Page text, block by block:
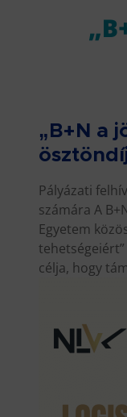
„B+N a
Pályázati
számára A
Egyetem
célja, hogy